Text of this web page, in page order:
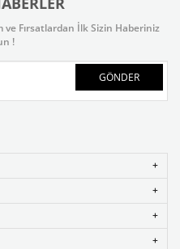
Fırsatlardan İlk Sizin Haberiniz
!
GÖNDER